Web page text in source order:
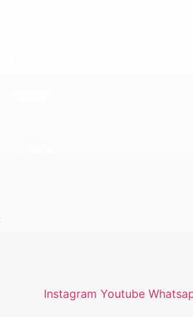
Instagram Youtube